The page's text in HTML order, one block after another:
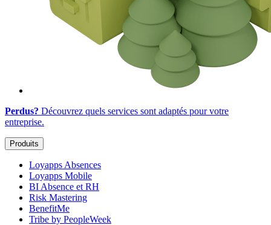
Perdus? Découvrez quels services sont adaptés pour votre
entreprise.
Produits
Loyapps Absences
Loyapps Mobile
BI Absence et RH
Risk Mastering
BenefitMe
Tribe by PeopleWeek